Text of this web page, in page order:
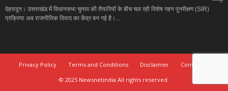
देहरादून। उत्तराखंड में विधानसभा चुनाव की तैयारियों के बीच चल रही विशेष गहन पुनरीक्षण (SIR)
प्रक्रिया अब राजनीतिक विवाद का केंद्र बन गई है।...
Privacy Policy Terms and Conditions Disclaimer
Contact Us
© 2025 Newsnetindia All rights reserved.